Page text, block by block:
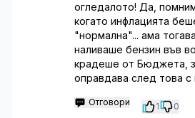
огледалото! Да,
когато инфлацията
"нормална"... ама
наливаше бензин във
крадеше от Бюджета,
оправдава след това
Отговори 1 0